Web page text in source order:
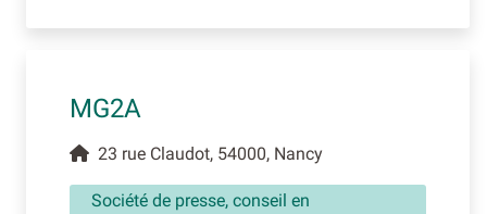
MG2A
23 rue Claudot, 54000, Nancy
Société de presse, conseil en